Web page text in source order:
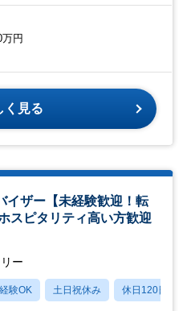
円
く見る
イザー【未経験歓迎！転
スピタリティ高い方歓迎
ー
験OK 土日祝休み 休日120日以上